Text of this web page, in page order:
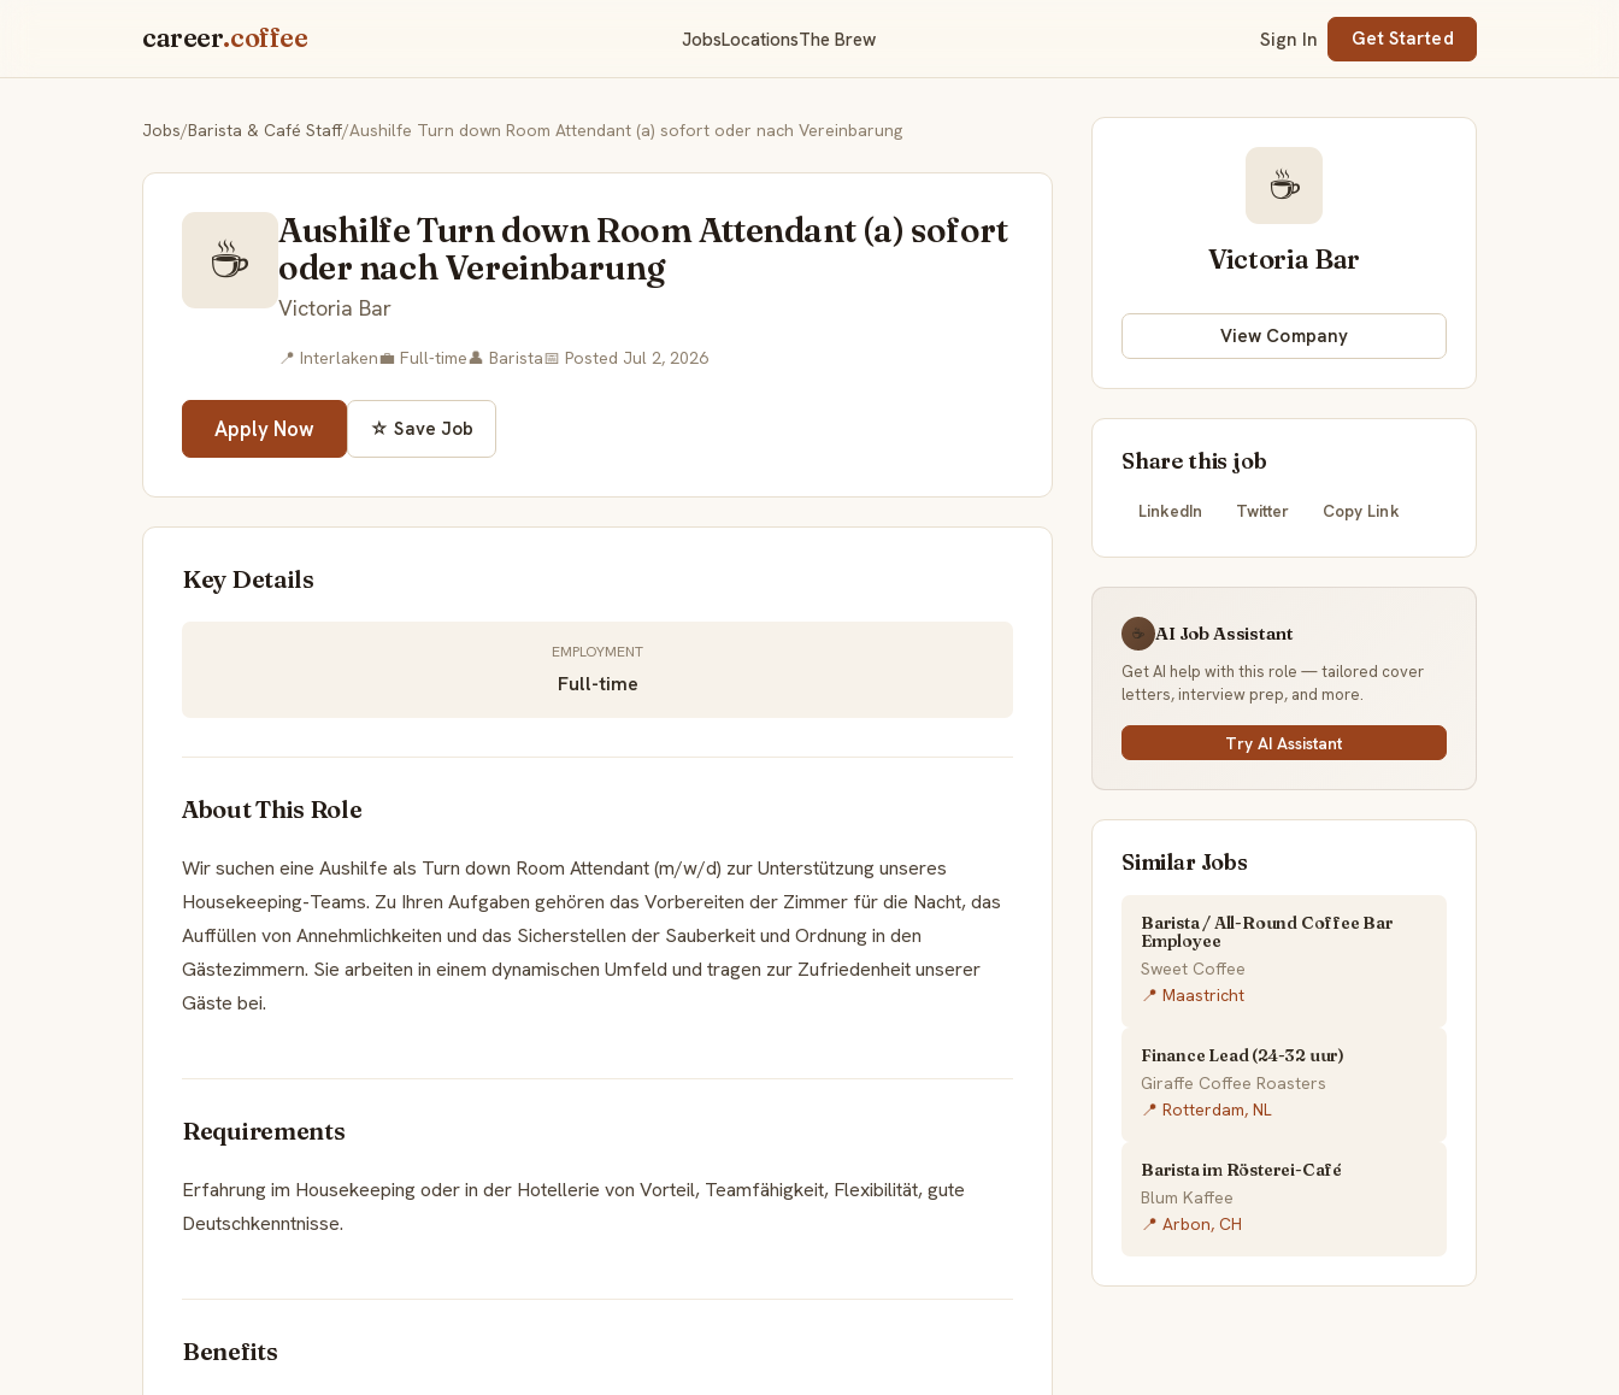
career.coffee JobsLocationsThe Brew Sign In Get Started
Jobs/Barista & Café Staff/Aushilfe Turn down Room Attendant (a) sofort oder nach Vereinbarung
☕
Aushilfe Turn down Room Attendant (a) sofort
oder nach Vereinbarung
Victoria Bar
📍 Interlaken💼 Full-time👤 Barista📅 Posted Jul 2, 2026
Apply Now ☆ Save Job
Key Details
EMPLOYMENT
Full-time
About This Role
Wir suchen eine Aushilfe als Turn down Room Attendant (m/w/d) zur Unterstützung unseres
Housekeeping-Teams. Zu Ihren Aufgaben gehören das Vorbereiten der Zimmer für die Nacht, das
Auffüllen von Annehmlichkeiten und das Sicherstellen der Sauberkeit und Ordnung in den
Gästezimmern. Sie arbeiten in einem dynamischen Umfeld und tragen zur Zufriedenheit unserer
Gäste bei.
Requirements
Erfahrung im Housekeeping oder in der Hotellerie von Vorteil, Teamfähigkeit, Flexibilität, gute
Deutschkenntnisse.
Benefits
☕
Victoria Bar
View Company
Share this job
LinkedIn Twitter Copy Link
☕ AI Job Assistant
Get AI help with this role — tailored cover
letters, interview prep, and more.
Try AI Assistant
Similar Jobs
Barista / All-Round Coffee Bar
Employee
Sweet Coffee
📍 Maastricht
Finance Lead (24-32 uur)
Giraffe Coffee Roasters
📍 Rotterdam, NL
Barista im Rösterei-Café
Blum Kaffee
📍 Arbon, CH